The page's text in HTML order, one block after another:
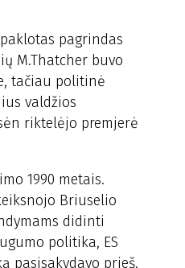
pagrindas
M.Thatcher buvo
tačiau politinė
valdžios
riktelėjo premjerė
1990 metais.
Briuselio
didinti
politika, ES
pasisakydavo prieš.